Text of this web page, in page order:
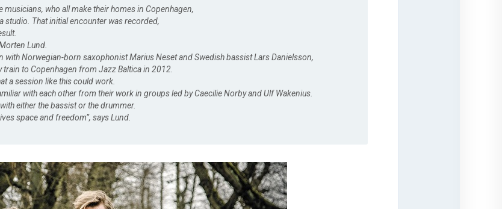
musicians, who all make their homes in Copenhagen,
studio. That initial encounter was recorded,
Lund.
with Norwegian-born saxophonist Marius Neset and Swedish bassist Lars Danielsson,
train to Copenhagen from Jazz Baltica in 2012.
a session like this could work.
with each other from their work in groups led by Caecilie Norby and Ulf Wakenius.
either the bassist or the drummer.
space and freedom”, says Lund.